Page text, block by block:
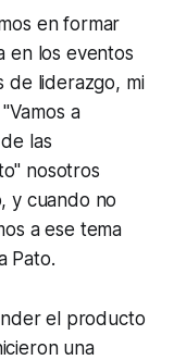
en formar
en los eventos
de liderazgo, mi
a
las
nosotros
y cuando no
a ese tema
Pato.
el producto
una